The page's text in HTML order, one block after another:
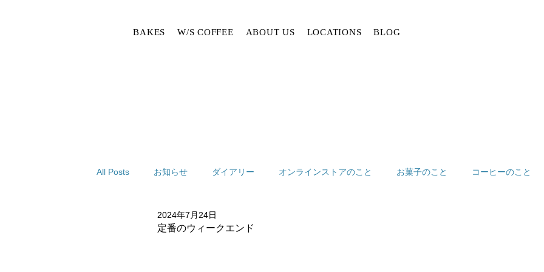
BAKES W/S COFFEE ABOUT US LOCATIONS BLOG
All Posts お知らせ ダイアリー オンラインストアのこと お菓子のこと コーヒーのこと
定番のウィークエンド
2024年7月24日